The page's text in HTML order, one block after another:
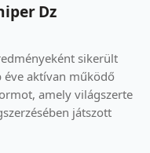
Dz
sikerült
éve aktívan működő
amely világszerte
játszott